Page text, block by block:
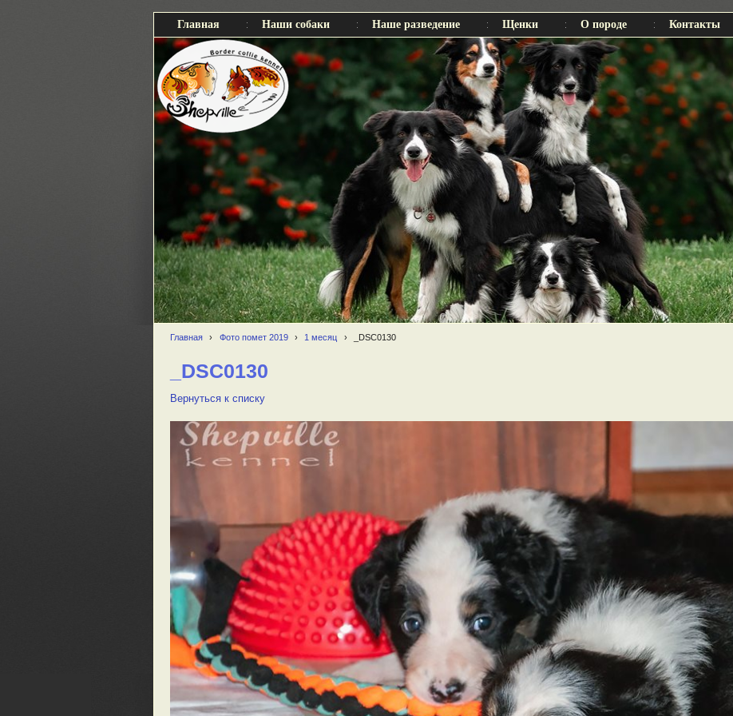
Главная Наши собаки Наше разведение Щенки О породе Контакты
Главная › Фото помет 2019 › 1 месяц › _DSC0130
_DSC0130
Вернуться к списку